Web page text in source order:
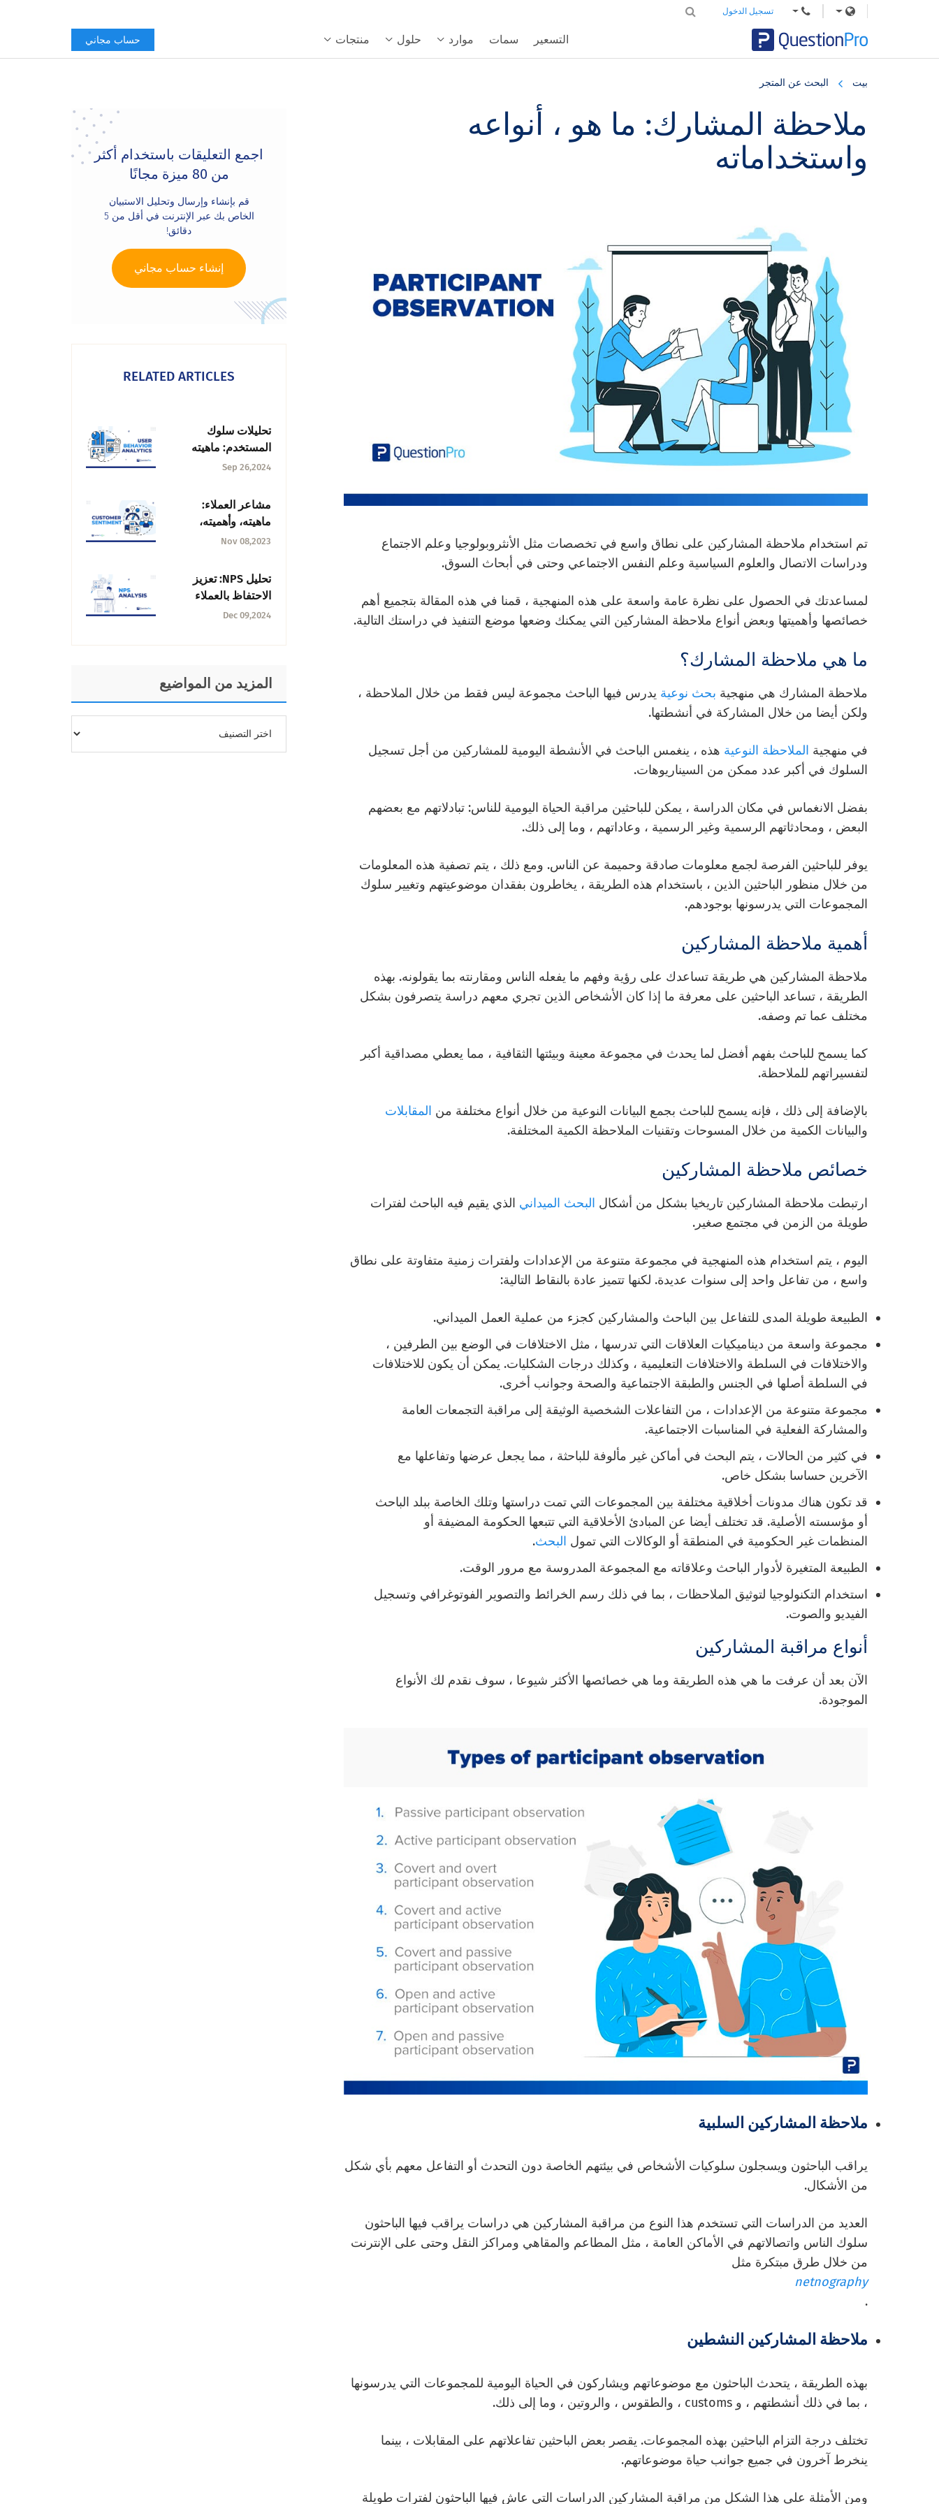
منتجات حلول موارد سمات التسعير
تسجيل الدخول
حساب مجاني
بيت البحث عن المتجر
ملاحظة المشارك: ما هو ، أنواعه
واستخداماته
تم استخدام ملاحظة المشاركين على نطاق واسع في تخصصات مثل الأنثروبولوجيا وعلم الاجتماع
ودراسات الاتصال والعلوم السياسية وعلم النفس الاجتماعي وحتى في أبحاث السوق.
لمساعدتك في الحصول على نظرة عامة واسعة على هذه المنهجية ، قمنا في هذه المقالة بتجميع أهم
خصائصها وأهميتها وبعض أنواع ملاحظة المشاركين التي يمكنك وضعها موضع التنفيذ في دراستك التالية.
ما هي ملاحظة المشارك؟
ملاحظة المشارك هي منهجية بحث نوعية يدرس فيها الباحث مجموعة ليس فقط من خلال الملاحظة ،
ولكن أيضا من خلال المشاركة في أنشطتها.
في منهجية الملاحظة النوعية هذه ، ينغمس الباحث في الأنشطة اليومية للمشاركين من أجل تسجيل
السلوك في أكبر عدد ممكن من السيناريوهات.
بفضل الانغماس في مكان الدراسة ، يمكن للباحثين مراقبة الحياة اليومية للناس: تبادلاتهم مع بعضهم
البعض ، ومحادثاتهم الرسمية وغير الرسمية ، وعاداتهم ، وما إلى ذلك.
يوفر للباحثين الفرصة لجمع معلومات صادقة وحميمة عن الناس. ومع ذلك ، يتم تصفية هذه المعلومات
من خلال منظور الباحثين الذين ، باستخدام هذه الطريقة ، يخاطرون بفقدان موضوعيتهم وتغيير سلوك
المجموعات التي يدرسونها بوجودهم.
أهمية ملاحظة المشاركين
ملاحظة المشاركين هي طريقة تساعدك على رؤية وفهم ما يفعله الناس ومقارنته بما يقولونه. بهذه
الطريقة ، تساعد الباحثين على معرفة ما إذا كان الأشخاص الذين تجري معهم دراسة يتصرفون بشكل
مختلف عما تم وصفه.
كما يسمح للباحث بفهم أفضل لما يحدث في مجموعة معينة وبيئتها الثقافية ، مما يعطي مصداقية أكبر
لتفسيراتهم للملاحظة.
بالإضافة إلى ذلك ، فإنه يسمح للباحث بجمع البيانات النوعية من خلال أنواع مختلفة من المقابلات
والبيانات الكمية من خلال المسوحات وتقنيات الملاحظة الكمية المختلفة.
خصائص ملاحظة المشاركين
ارتبطت ملاحظة المشاركين تاريخيا بشكل من أشكال البحث الميداني الذي يقيم فيه الباحث لفترات
طويلة من الزمن في مجتمع صغير.
اليوم ، يتم استخدام هذه المنهجية في مجموعة متنوعة من الإعدادات ولفترات زمنية متفاوتة على نطاق
واسع ، من تفاعل واحد إلى سنوات عديدة. لكنها تتميز عادة بالنقاط التالية:
الطبيعة طويلة المدى للتفاعل بين الباحث والمشاركين كجزء من عملية العمل الميداني.
مجموعة واسعة من ديناميكيات العلاقات التي تدرسها ، مثل الاختلافات في الوضع بين الطرفين ،
والاختلافات في السلطة والاختلافات التعليمية ، وكذلك درجات الشكليات. يمكن أن يكون للاختلافات
في السلطة أصلها في الجنس والطبقة الاجتماعية والصحة وجوانب أخرى.
مجموعة متنوعة من الإعدادات ، من التفاعلات الشخصية الوثيقة إلى مراقبة التجمعات العامة
والمشاركة الفعلية في المناسبات الاجتماعية.
في كثير من الحالات ، يتم البحث في أماكن غير مألوفة للباحثة ، مما يجعل عرضها وتفاعلها مع
الآخرين حساسا بشكل خاص.
قد تكون هناك مدونات أخلاقية مختلفة بين المجموعات التي تمت دراستها وتلك الخاصة ببلد الباحث
أو مؤسسته الأصلية. قد تختلف أيضا عن المبادئ الأخلاقية التي تتبعها الحكومة المضيفة أو
المنظمات غير الحكومية في المنطقة أو الوكالات التي تمول البحث.
الطبيعة المتغيرة لأدوار الباحث وعلاقاته مع المجموعة المدروسة مع مرور الوقت.
استخدام التكنولوجيا لتوثيق الملاحظات ، بما في ذلك رسم الخرائط والتصوير الفوتوغرافي وتسجيل
الفيديو والصوت.
أنواع مراقبة المشاركين
الآن بعد أن عرفت ما هي هذه الطريقة وما هي خصائصها الأكثر شيوعا ، سوف نقدم لك الأنواع
الموجودة.
ملاحظة المشاركين السلبية
يراقب الباحثون ويسجلون سلوكيات الأشخاص في بيئتهم الخاصة دون التحدث أو التفاعل معهم بأي شكل
من الأشكال.
العديد من الدراسات التي تستخدم هذا النوع من مراقبة المشاركين هي دراسات يراقب فيها الباحثون
سلوك الناس واتصالاتهم في الأماكن العامة ، مثل المطاعم والمقاهي ومراكز النقل وحتى على الإنترنت
من خلال طرق مبتكرة مثل
netnography
.
ملاحظة المشاركين النشطين
بهذه الطريقة ، يتحدث الباحثون مع موضوعاتهم ويشاركون في الحياة اليومية للمجموعات التي يدرسونها
، بما في ذلك أنشطتهم ، و c ustoms ، والطقوس ، والروتين ، وما إلى ذلك.
تختلف درجة التزام الباحثين بهذه المجموعات. يقصر بعض الباحثين تفاعلاتهم على المقابلات ، بينما
ينخرط آخرون في جميع جوانب حياة موضوعاتهم.
ومن الأمثلة على هذا الشكل من مراقبة المشاركين الدراسات التي عاش فيها الباحثون لفترات طويلة
Sidebar
اجمع التعليقات باستخدام أكثر
من 80 ميزة مجانًا
قم بإنشاء وإرسال وتحليل الاستبيان
الخاص بك عبر الإنترنت في أقل من 5
دقائق!
إنشاء حساب مجاني
RELATED ARTICLES
تحليلات سلوك
المستخدم: ماهيته
وأهميته واستخداماته
Sep 26,2024
مشاعر العملاء:
ماهيته، وأهميته،
وطرق قياسه
Nov 08,2023
تحليل NPS: تعزيز
الاحتفاظ بالعملاء
ورضاهم
Dec 09,2024
المزيد من المواضيع
المواضيع